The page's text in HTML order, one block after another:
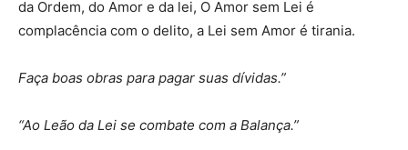
da Ordem, do Amor e da lei, O Amor sem Lei é
complacência com o delito, a Lei sem Amor é tirania.
Faça boas obras para pagar suas dívidas.”
“Ao Leão da Lei se combate com a Balança.”